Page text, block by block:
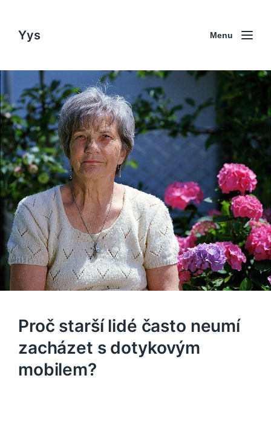
Yys Menu
Proč starší lidé často neumí
zacházet s dotykovým
mobilem?